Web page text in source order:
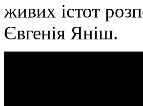
живих істот
Євгенія Яніш.